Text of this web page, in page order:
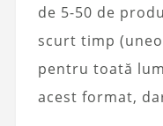
de 5-50 de
scurt timp
pentru toată
acest format,